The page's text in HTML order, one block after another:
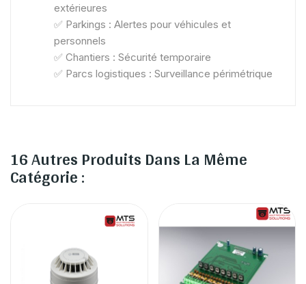
extérieures
✅ Parkings : Alertes pour véhicules et
personnels
✅ Chantiers : Sécurité temporaire
✅ Parcs logistiques : Surveillance périmétrique
16 Autres Produits Dans La Même
Catégorie :